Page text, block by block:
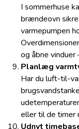
I sommerhuse
brændeovn
varmepumpen
og åbne vinduer
Planlæg
Har du luft-til-
eller til de timer
Udnyt